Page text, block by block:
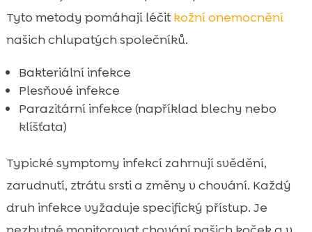
Tyto metody pomáhají léčitkožní onemocnění
našich chlupatých společníků.
Bakteriální infekce
Plesňové infekce
Parazitární infekce (například blechy nebo
klíšťata)
Typické symptomy infekcí zahrnují svědění,
zarudnutí, ztrátu srsti a změny v chování. Každý
druh infekce vyžaduje specifický přístup. Je